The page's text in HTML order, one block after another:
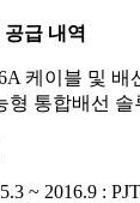
급 내역
케이블 및 배
형 통합배선
~ 2016.9 :